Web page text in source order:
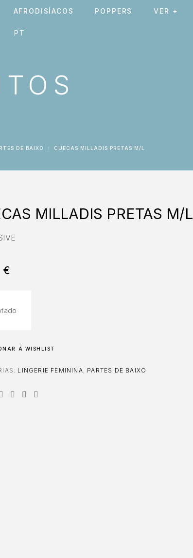
AFRODISÍACOS POPPERS VER +
DE BAIXO CUECAS MILLADIS PRETAS M/L
MILLADIS PRETAS M/L
€
À WISHLIST
LINGERIE FEMININA, PARTES DE BAIXO